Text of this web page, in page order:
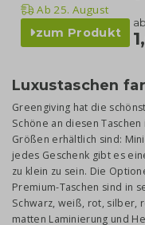
Ab 25. August
zum Produkt
ab
Luxustaschen
Greengiving hat die
Schöne an diesen
Größen erhältlich sind:
jedes Geschenk gibt es
zu klein zu sein. Die
Premium-Taschen sind in
Schwarz, weiß, rot, silber,
matten Laminierung und